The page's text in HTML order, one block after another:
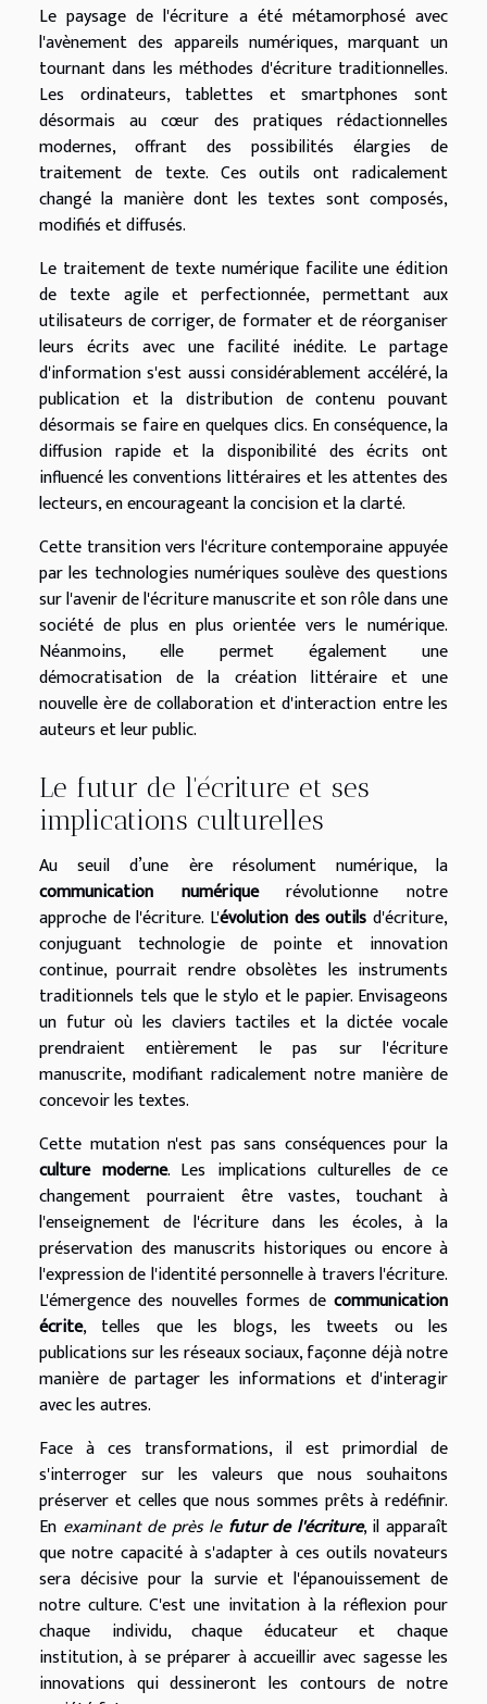
Le paysage de l'écriture a été métamorphosé avec
l'avènement des appareils numériques, marquant un
tournant dans les méthodes d'écriture traditionnelles.
Les ordinateurs, tablettes et smartphones sont
désormais au cœur des pratiques rédactionnelles
modernes, offrant des possibilités élargies de
traitement de texte. Ces outils ont radicalement
changé la manière dont les textes sont composés,
modifiés et diffusés.
Le traitement de texte numérique facilite une édition
de texte agile et perfectionnée, permettant aux
utilisateurs de corriger, de formater et de réorganiser
leurs écrits avec une facilité inédite. Le partage
d'information s'est aussi considérablement accéléré, la
publication et la distribution de contenu pouvant
désormais se faire en quelques clics. En conséquence, la
diffusion rapide et la disponibilité des écrits ont
influencé les conventions littéraires et les attentes des
lecteurs, en encourageant la concision et la clarté.
Cette transition vers l'écriture contemporaine appuyée
par les technologies numériques soulève des questions
sur l'avenir de l'écriture manuscrite et son rôle dans une
société de plus en plus orientée vers le numérique.
Néanmoins, elle permet également une
démocratisation de la création littéraire et une
nouvelle ère de collaboration et d'interaction entre les
auteurs et leur public.
Le futur de l'écriture et ses
implications culturelles
Au seuil d’une ère résolument numérique, la
communication numériquerévolutionne notre
approche de l'écriture. L'évolution des outils d'écriture,
conjuguant technologie de pointe et innovation
continue, pourrait rendre obsolètes les instruments
traditionnels tels que le stylo et le papier. Envisageons
un futur où les claviers tactiles et la dictée vocale
prendraient entièrement le pas sur l'écriture
manuscrite, modifiant radicalement notre manière de
concevoir les textes.
Cette mutation n'est pas sans conséquences pour la
culture moderne. Les implications culturelles de ce
changement pourraient être vastes, touchant à
l'enseignement de l'écriture dans les écoles, à la
préservation des manuscrits historiques ou encore à
l'expression de l'identité personnelle à travers l'écriture.
L'émergence des nouvelles formes de communication
écrite, telles que les blogs, les tweets ou les
publications sur les réseaux sociaux, façonne déjà notre
manière de partager les informations et d'interagir
avec les autres.
Face à ces transformations, il est primordial de
s'interroger sur les valeurs que nous souhaitons
préserver et celles que nous sommes prêts à redéfinir.
En examinant de près le futur de l'écriture, il apparaît
que notre capacité à s'adapter à ces outils novateurs
sera décisive pour la survie et l'épanouissement de
notre culture. C'est une invitation à la réflexion pour
chaque individu, chaque éducateur et chaque
institution, à se préparer à accueillir avec sagesse les
innovations qui dessineront les contours de notre